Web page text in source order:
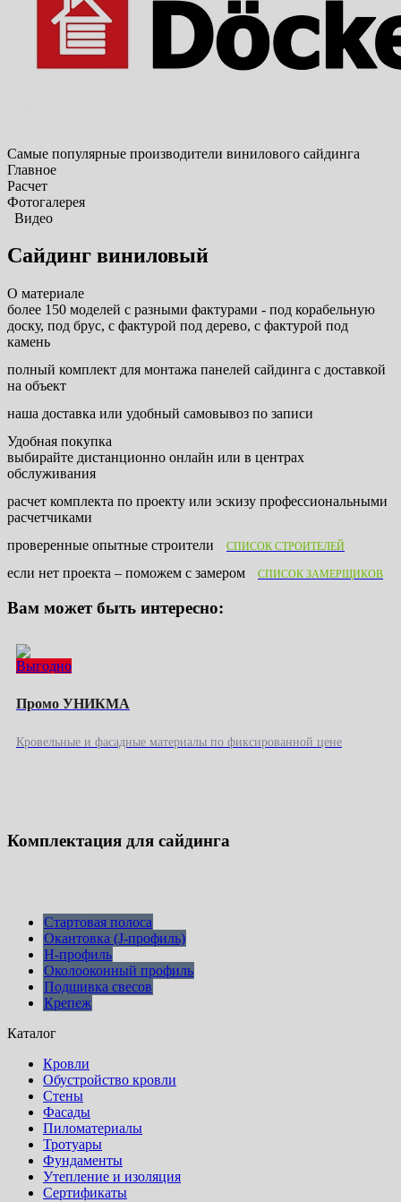
Самые популярные производители винилового сайдинга
Главное
Расчет
Фотогалерея
Видео
Сайдинг виниловый
О материале
более 150 моделей с разными фактурами - под корабельную
доску, под брус, с фактурой под дерево, с фактурой под
камень
полный комплект для монтажа панелей сайдинга с доставкой
на объект
наша доставка или удобный самовывоз по записи
Удобная покупка
выбирайте дистанционно онлайн или в центрах
обслуживания
расчет комплекта по проекту или эскизу профессиональными
расчетчиками
проверенные опытные строители
СПИСОК СТРОИТЕЛЕЙ
если нет проекта – поможем с замером СПИСОК ЗАМЕРЩИКОВ
Вам может быть интересно:
Выгодно
Промо УНИКМА
Кровельные и фасадные материалы по фиксированной цене
Комплектация для сайдинга
Стартовая полоса
Окантовка (J-профиль)
Н-профиль
Околооконный профиль
Подшивка свесов
Крепеж
Каталог
Кровли
Обустройство кровли
Стены
Фасады
Пиломатериалы
Тротуары
Фундаменты
Утепление и изоляция
Сертификаты